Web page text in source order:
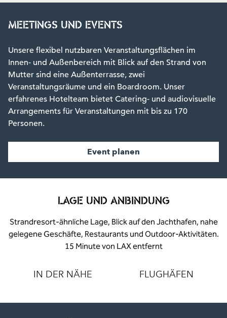
MEETINGS UND EVENTS
Unsere flexibel nutzbaren Veranstaltungsflächen im
Innen- und Außenbereich mit Blick auf den Strand von
Mutter sind eine Außenterrasse, zwei
Veranstaltungsräume und ein Boardroom. Unser
erfahrenes Hotelteam bietet Catering- und audiovisuelle
Arrangements für Veranstaltungen mit bis zu 170
Personen.
Event planen
LAGE UND ANBINDUNG
Strandresort-ähnliche Lage, Blick auf den Jachthafen, nahe
gelegene Geschäfte, Restaurants und Outdoor-Aktivitäten.
15 Minute von LAX entfernt
IN DER NÄHE FLUGHÄFEN